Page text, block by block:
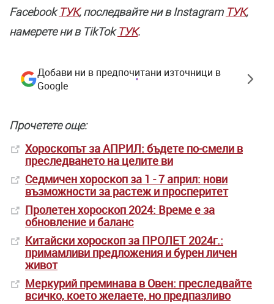
FacebookТУК, последвайте ни в Instagram ТУК,
намерете ни в TikTokТУК.
Добави ни в предпочитани източници в
Google
Прочетете още:
Хороскопът за АПРИЛ: бъдете по-смели в
преследването на целите ви
Седмичен хороскоп за 1 - 7 април: нови
възможности за растеж и просперитет
Пролетен хороскоп 2024: Време е за
обновление и баланс
Китайски хороскоп за ПРОЛЕТ 2024г.:
примамливи предложения и бурен личен
живот
Меркурий преминава в Овен: преследвайте
всичко, което желаете, но предпазливо